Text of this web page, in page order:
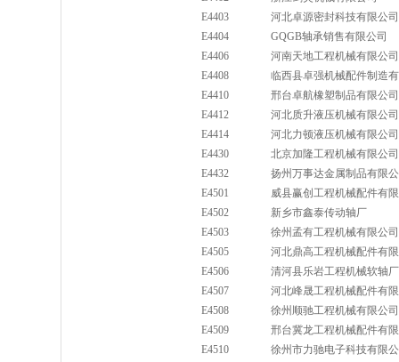
E4403
河北卓源密封科技有限公司
E4404
GQGB轴承销售有限公司
E4406
河南天地工程机械有限公司
E4408
临西县卓强机械配件制造
E4410
邢台卓航橡塑制品有限公司
E4412
河北质升液压机械有限公司
E4414
河北力顿液压机械有限公司
E4430
北京加隆工程机械有限公司
E4432
扬州万事达金属制品有限
E4501
威县赢创工程机械配件有
E4502
新乡市鑫泰传动轴厂
E4503
徐州孟有工程机械有限公司
E4505
河北鼎高工程机械配件有
E4506
清河县乐岩工程机械软轴厂
E4507
河北峰晟工程机械配件有
E4508
徐州顺驰工程机械有限公司
E4509
邢台冀龙工程机械配件有
E4510
徐州市力驰电子科技有限